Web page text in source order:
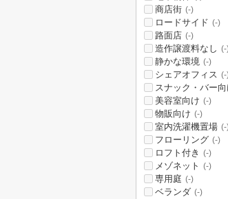
商店街 (-)
ロードサイド (-)
路面店 (-)
造作譲渡料なし (-
静かな環境 (-)
シェアオフィス (-
スナック・バー向
美容室向け (-)
物販向け (-)
室内洗濯機置場 (-
フローリング (-)
ロフト付き (-)
メゾネット (-)
専用庭 (-)
ベランダ (-)